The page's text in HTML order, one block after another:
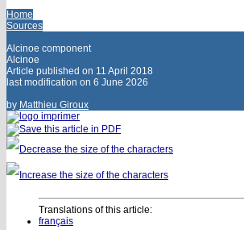
Home
Sources
Alcinoe component
Alcinoe
Article published on 11 April 2018
last modification on 6 June 2026
by Matthieu Giroux
Translations of this article:
français